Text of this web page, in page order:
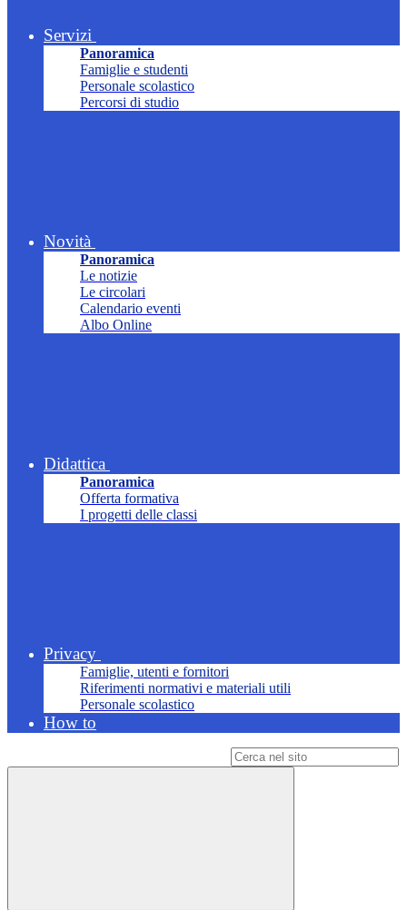
Servizi
Panoramica
Famiglie e studenti
Personale scolastico
Percorsi di studio
Novità
Panoramica
Le notizie
Le circolari
Calendario eventi
Albo Online
Didattica
Panoramica
Offerta formativa
I progetti delle classi
Privacy
Famiglie, utenti e fornitori
Riferimenti normativi e materiali utili
Personale scolastico
How to